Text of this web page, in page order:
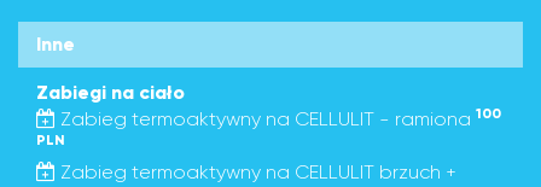
Inne
Zabiegi na ciało
Zabieg termoaktywny na CELLULIT - ramiona 100
PLN
Zabieg termoaktywny na CELLULIT brzuch +